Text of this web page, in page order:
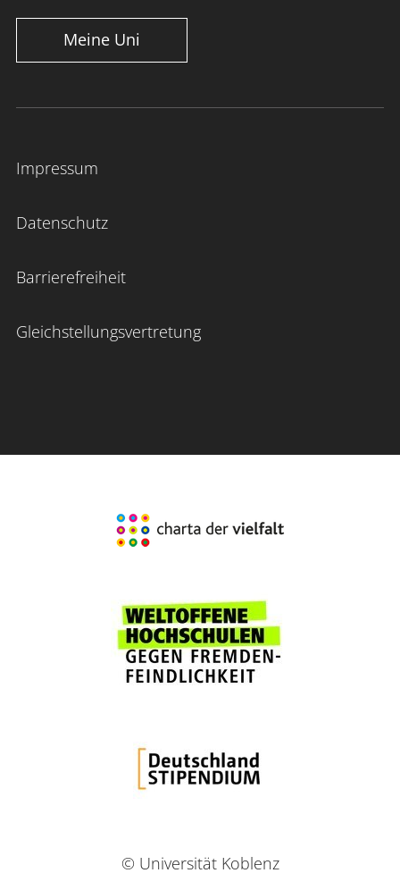
Meine Uni
Impressum
Datenschutz
Barrierefreiheit
Gleichstellungsvertretung
© Universität Koblenz